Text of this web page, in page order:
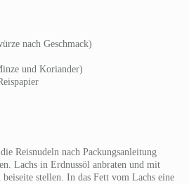
nach Geschmack)
und Koriander)
Reisnudeln nach Packungsanleitung
Lachs in Erdnussöl anbraten und mit
beiseite stellen. In das Fett vom Lachs eine